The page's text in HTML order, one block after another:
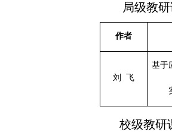
局级教
作者
刘 飞
基于
校级教研